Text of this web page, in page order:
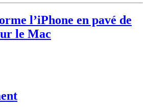
l’iPhone en pavé de
le Mac